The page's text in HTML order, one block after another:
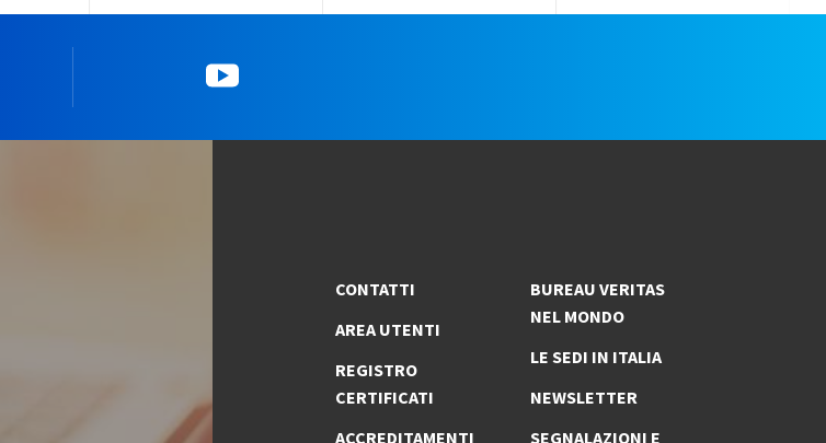
CONTATTI
AREA UTENTI
REGISTRO
CERTIFICATI
ACCREDITAMENTI
BUREAU VERITAS
NEL MONDO
LE SEDI IN ITALIA
NEWSLETTER
SEGNALAZIONI E